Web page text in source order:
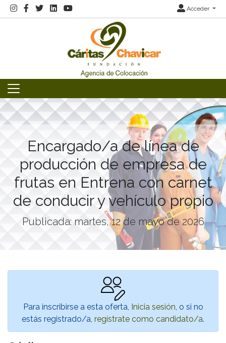
Acceder
Encargado/a de línea de
producción de empresa de
frutas en Entrena con carnet
de conducir y vehículo propio
Publicada: martes, 12 de mayo de 2026
Para inscribirse a esta oferta, Inicia sesión , o si no
estás registrado/a, regístrate como candidato/a.